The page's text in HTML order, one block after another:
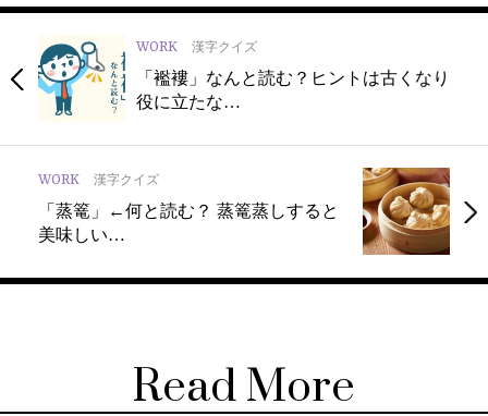
WORK 漢字クイズ
「襤褸」なんと読む？ヒントは古くなり
役に立たな…
WORK 漢字クイズ
「蒸篭」←何と読む？ 蒸篭蒸しすると
美味しい…
Read More